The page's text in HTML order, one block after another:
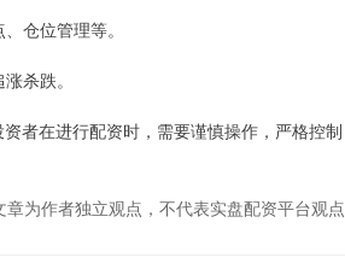
仓位管理等。
杀跌。
者在进行配资时，需要谨慎操作，严格控制
章为作者独立观点，不代表实盘配资平台观点